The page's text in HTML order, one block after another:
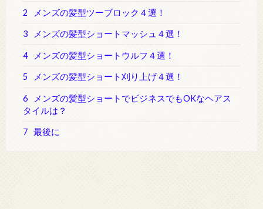
2 メンズの髪型ツーブロック４選！
3 メンズの髪型ショートマッシュ４選！
4 メンズの髪型ショートウルフ４選！
5 メンズの髪型ショート刈り上げ４選！
6
メンズの髪型ショートでビジネスでもOKなヘアス
タイルは？
7 最後に